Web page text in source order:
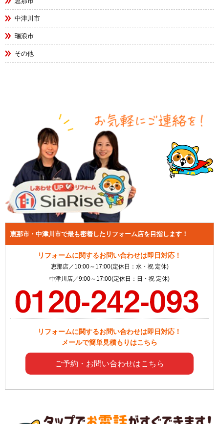
中津川市
瑞浪市
その他
恵那市・中津川市で最も密着したリフォーム店を目指します！
リフォームに関するお問い合わせは即日対応！
恵那店／10:00～17:00(定休日：水・祝 定休)
中津川店／9:00～17:00(定休日：日・祝 定休)
リフォームに関するお問い合わせは即日対応！
メールで簡単見積もりはこちら
ご予約・お問い合わせはこちら